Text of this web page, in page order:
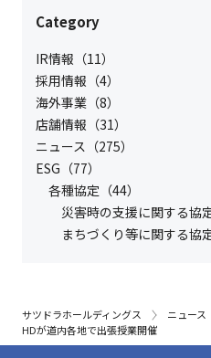
Category
IR情報（11）
採用情報（4）
海外事業（8）
店舗情報（31）
ニュース（275）
ESG（77）
各種協定（44）
災害時の支援に関する協
まちづくり等に関する協
サツドラホールディングス ニュース
HDが道内各地で出張授業開催